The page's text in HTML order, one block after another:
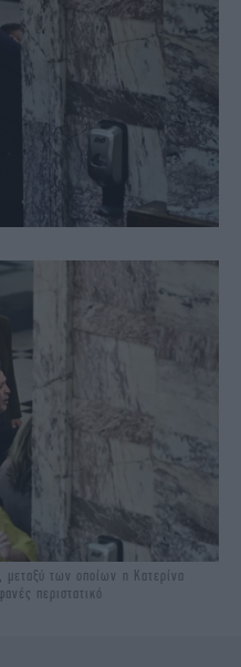
των οποίων η Κατερίνα
περιστατικό